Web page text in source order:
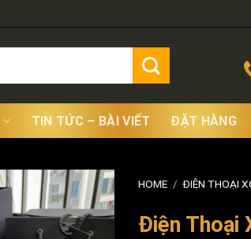
TIN TỨC – BÀI VIẾT ĐẶT HÀNG
HOME / ĐIỆN THOẠI
Điện Thoại